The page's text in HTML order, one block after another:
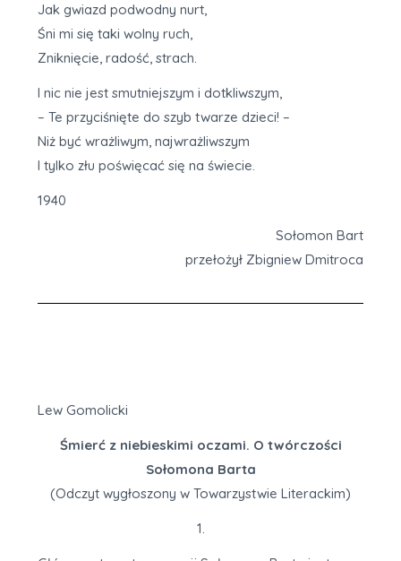
Jak gwiazd podwodny nurt,
Śni mi się taki wolny ruch,
Zniknięcie, radość, strach.
I nic nie jest smutniejszym i dotkliwszym,
– Te przyciśnięte do szyb twarze dzieci! –
Niż być wrażliwym, najwrażliwszym
I tylko złu poświęcać się na świecie.
1940
Sołomon Bart
przełożył Zbigniew Dmitroca
Lew Gomolicki
Śmierć z niebieskimi oczami. O twórczości
Sołomona Barta
(Odczyt wygłoszony w Towarzystwie Literackim)
1.